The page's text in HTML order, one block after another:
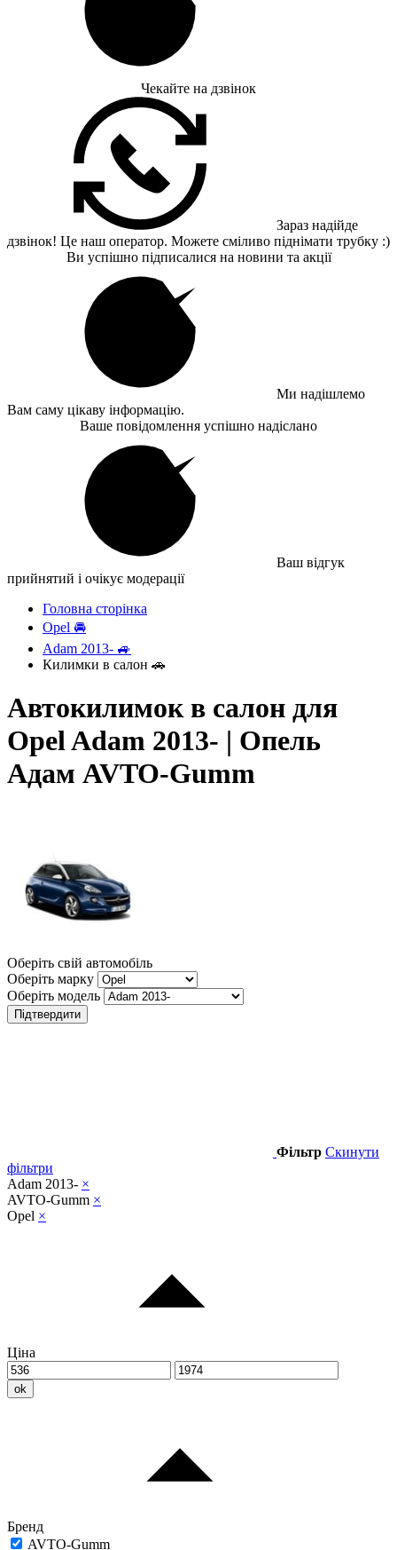
Чекайте на дзвінок
Зараз надійде
дзвінок! Це наш оператор. Можете сміливо піднімати трубку :)
Ви успішно підписалися на новини та акції
Ми надішлемо
Вам саму цікаву інформацію.
Ваше повідомлення успішно надіслано
Ваш відгук
прийнятий і очікує модерації
Головна сторінка
Opel 🚘
Adam 2013- 🚙
Килимки в салон 🚗
Автокилимок в салон для
Opel Adam 2013- | Опель
Адам AVTO-Gumm
Оберіть свій автомобіль
Оберіть марку
Оберіть модель
Підтвердити
Фільтр Скинути
фільтри
Adam 2013- ×
AVTO-Gumm ×
Opel ×
Ціна
ok
Бренд
AVTO-Gumm